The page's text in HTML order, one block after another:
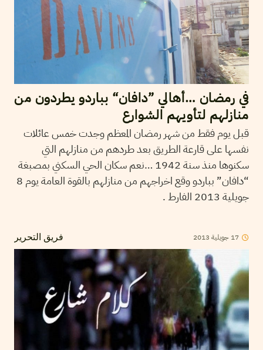
في رمضان …أهالي ”دافان“ بباردو يطردون من
منازلهم لتأويهم الشوارع‎
قبل يوم فقط من شهر رمضان المعظم وجدت خمس عائلات
نفسها على قارعة الطريق بعد طردهم من منازلهم التي
سكنوها منذ سنة 1942 …نعم سكان الحي السكني بمصبغة
“دافان” بباردو وقع اخراجهم من منازلهم بالقوة العامة يوم 8
جويلية 2013 الفارط .
فريق التحرير 17 جويلية 2013